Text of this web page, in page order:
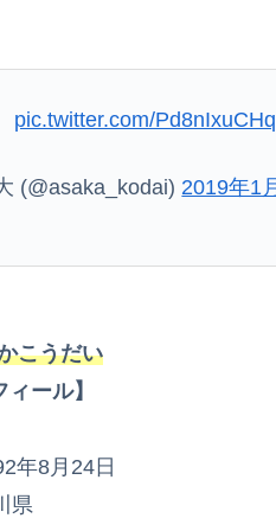
pic.twitter.com/Pd8nIxuCHq
(@asaka_kodai) 2019年1
こうだい
ール】
年8月24日
県